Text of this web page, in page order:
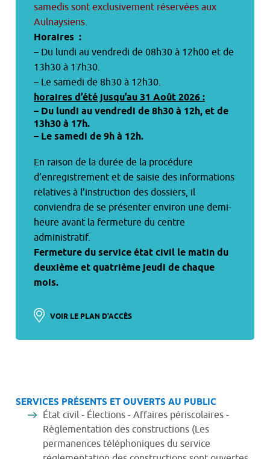
samedis sont exclusivement réservées aux
Aulnaysiens.
Horaires :
– Du lundi au vendredi de 08h30 à 12h00 et de
13h30 à 17h30.
– Le samedi de 8h30 à 12h30.
horaires d’été jusqu’au 31 Août 2026:
– Du lundi au vendredi de 8h30 à 12h, et de
13h30 à 17h.
– Le samedi de 9h à 12h.
En raison de la durée de la procédure
d’enregistrement et de saisie des informations
relatives à l’instruction des dossiers, il
conviendra de se présenter environ une demi-
heure avant la fermeture du centre
administratif.
Fermeture du service état civil le matin du
deuxième et quatrième jeudi de chaque
mois.
VOIR LE PLAN D'ACCÈS
SERVICES PRÉSENTS ET OUVERTS AU PUBLIC
État civil - Élections - Affaires périscolaires -
Règlementation des constructions (Les
permanences téléphoniques du service